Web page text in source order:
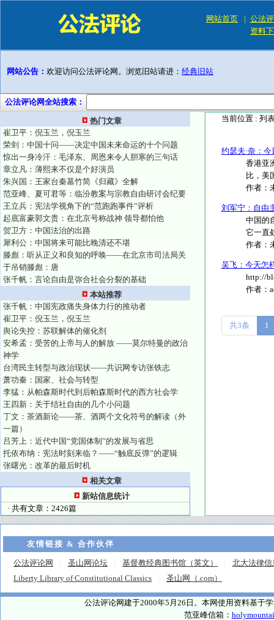
网站首页 | 公法
资料
网站公告： 欢迎访问公法评论网。浏览旧站请进： 经典旧站
公法评论网全站搜索：
热门文章
崔卫平：倪玉兰，倪玉兰
荣剑：中国十问——决定中国未来命运的十个问题
惊出一身冷汗：毛泽东、周恩来令人胆寒的三句话
章立凡：薄熙来不仅是个好演员
朱兴国：王家台秦墓竹简《归藏》全解
范亚峰、夏可君等：临汾教案与宗教自由研讨会纪要
王立兵：宪法学视角下的“范跑跑事件”评析
起底富豪郭文贵：在北京号称战神 领导都怕他
贺卫方：中国法治的出路
犀利公：中国将来可能比晚清还不堪
滕彪：听从正义和良知的呼唤——在北京市司法局关
于吊销滕彪：唐
张千帆：言论自由是弥合社会分裂的基础
本站推荐
张千帆：中国宪政痛失身体力行的推动者
崔卫平：倪玉兰，倪玉兰
舆论失控：苏联解体的催化剂
安希孟：受苦的上帝与人的解放 ——莫尔特曼的政治
神学
台湾民主转型与政治现状——共识网专访张铁志
萧功秦：国家、社会与转型
李猛：从帕森斯时代到后帕森斯时代的西方社会学
王四新：关于结社自由的几个小问题
丁文：茶酒新论——茶、酒两个文化符号的解读（外
一篇）
吕芳上：近代中国“党国体制”的发展与省思
托依布纳：宪法时刻来临？——“触底反弹”的逻辑
张曙光：改革的最后时机
相关文章
新站信息统计
· 共有文章：2426篇
当前位置 : 列
约瑟夫·奈：
香港亚
比，美
作者：
刘军宁：自由
中国的
它一直
作者：
吴飞：今天怎
http://
作者：
共3条 1
友情链接 & 合作伙伴
公法评论网 圣山网论坛 基督教经典图书馆（英文）
北大法律信
Liberty Library of Constitutional Classics
圣山网（.com）
公法评论网建于2000年5月26日。本网使用资料基于
范亚峰信箱：